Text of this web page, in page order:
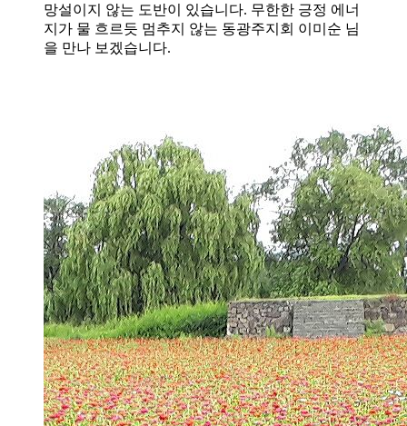
망설이지 않는 도반이 있습니다. 무한한 긍정 에너
지가 물 흐르듯 멈추지 않는 동광주지회 이미순 님
을 만나 보겠습니다.